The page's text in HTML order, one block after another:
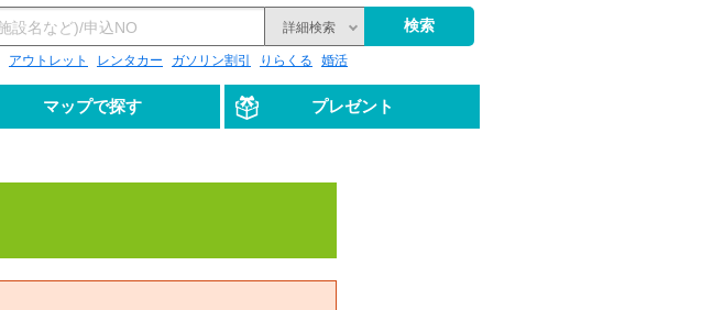
詳細検索 検索
アウトレット レンタカー ガソリン割引 りらくる 婚活
マップで探す プレゼント